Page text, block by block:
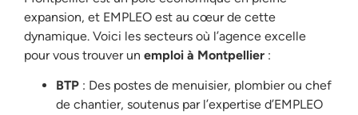
expansion, et EMPLEO est au cœur de cette
dynamique. Voici les secteurs où l’agence excelle
pour vous trouver un emploi à Montpellier :
BTP : Des postes de menuisier, plombier ou chef
de chantier, soutenus par l’expertise d’EMPLEO